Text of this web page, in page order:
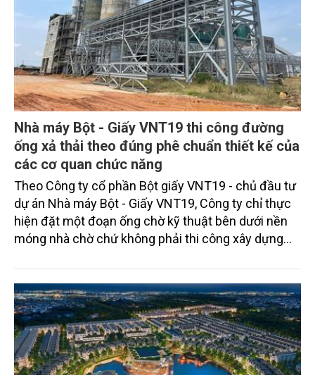
Nhà máy Bột - Giấy VNT19 thi công đường
ống xả thải theo đúng phê chuẩn thiết kế của
các cơ quan chức năng
Theo Công ty cổ phần Bột giấy VNT19 - chủ đầu tư
dự án Nhà máy Bột - Giấy VNT19, Công ty chỉ thực
hiện đặt một đoạn ống chờ kỹ thuật bên dưới nền
móng nhà chờ chứ không phải thi công xây dựng